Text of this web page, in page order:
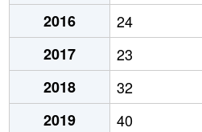
2016
24
2017
23
2018
32
2019
40